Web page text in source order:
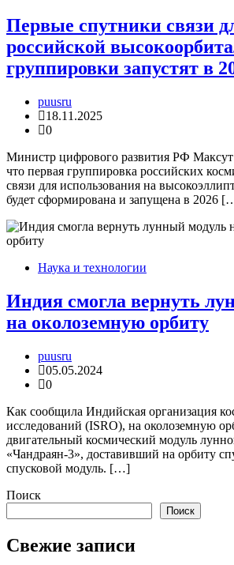
Первые спутники связи
российской
группировки запустят в
puusru
18.11.2025
0
Министр цифрового развития РФ Максут
что первая группировка российских
связи для использования на
будет сформирована и запущена в 2026
Наука и технологии
Индия смогла вернуть
на околоземную орбиту
puusru
05.05.2024
0
Как сообщила Индийская организация
исследований (ISRO), на околоземную
двигательный космический модуль
«Чандраян-3», доставивший на орбиту
спусковой модуль. […]
Поиск
Поиск
Свежие записи